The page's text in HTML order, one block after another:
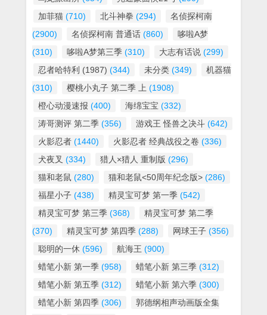
加菲猫 (710) 北斗神拳 (294)
名侦探柯南
(2900)
名侦探柯南 普通话 (860)
哆啦A梦
(310)
哆啦A梦第三季 (310) 大志有话说 (299)
忍者哈特利 (1987) (344) 未分类 (349)
机器猫
(310)
樱桃小丸子 第二季 上 (1908)
橙心动漫速报 (400) 海绵宝宝 (332)
涛哥测评 第二季 (356) 游戏王 怪兽之决斗 (642)
火影忍者 (1440) 火影忍者 经典战役之卷 (336)
犬夜叉 (334) 猎人×猎人 重制版 (296)
猫和老鼠 (280) 猫和老鼠<50周年纪念版> (286)
福星小子 (438) 精灵宝可梦 第一季 (542)
精灵宝可梦 第三季 (368)
精灵宝可梦 第二季
(370)
精灵宝可梦 第四季 (288) 网球王子 (356)
聪明的一休 (596) 航海王 (900)
蜡笔小新 第一季 (958) 蜡笔小新 第三季 (312)
蜡笔小新 第五季 (312) 蜡笔小新 第六季 (300)
蜡笔小新 第四季 (306)
郭德纲相声动画版全集